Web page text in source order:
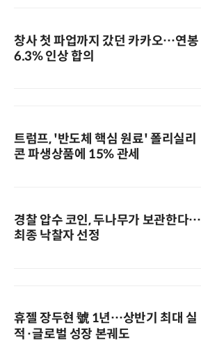
창사 첫 파업까지 갔던 카카오…연봉
6.3% 인상 합의
트럼프, '반도체 핵심 원료' 폴리실리
콘 파생상품에 15% 관세
경찰 압수 코인, 두나무가 보관한다…
최종 낙찰자 선정
휴젤 장두현 號 1년…상반기 최대 실
적·글로벌 성장 본궤도